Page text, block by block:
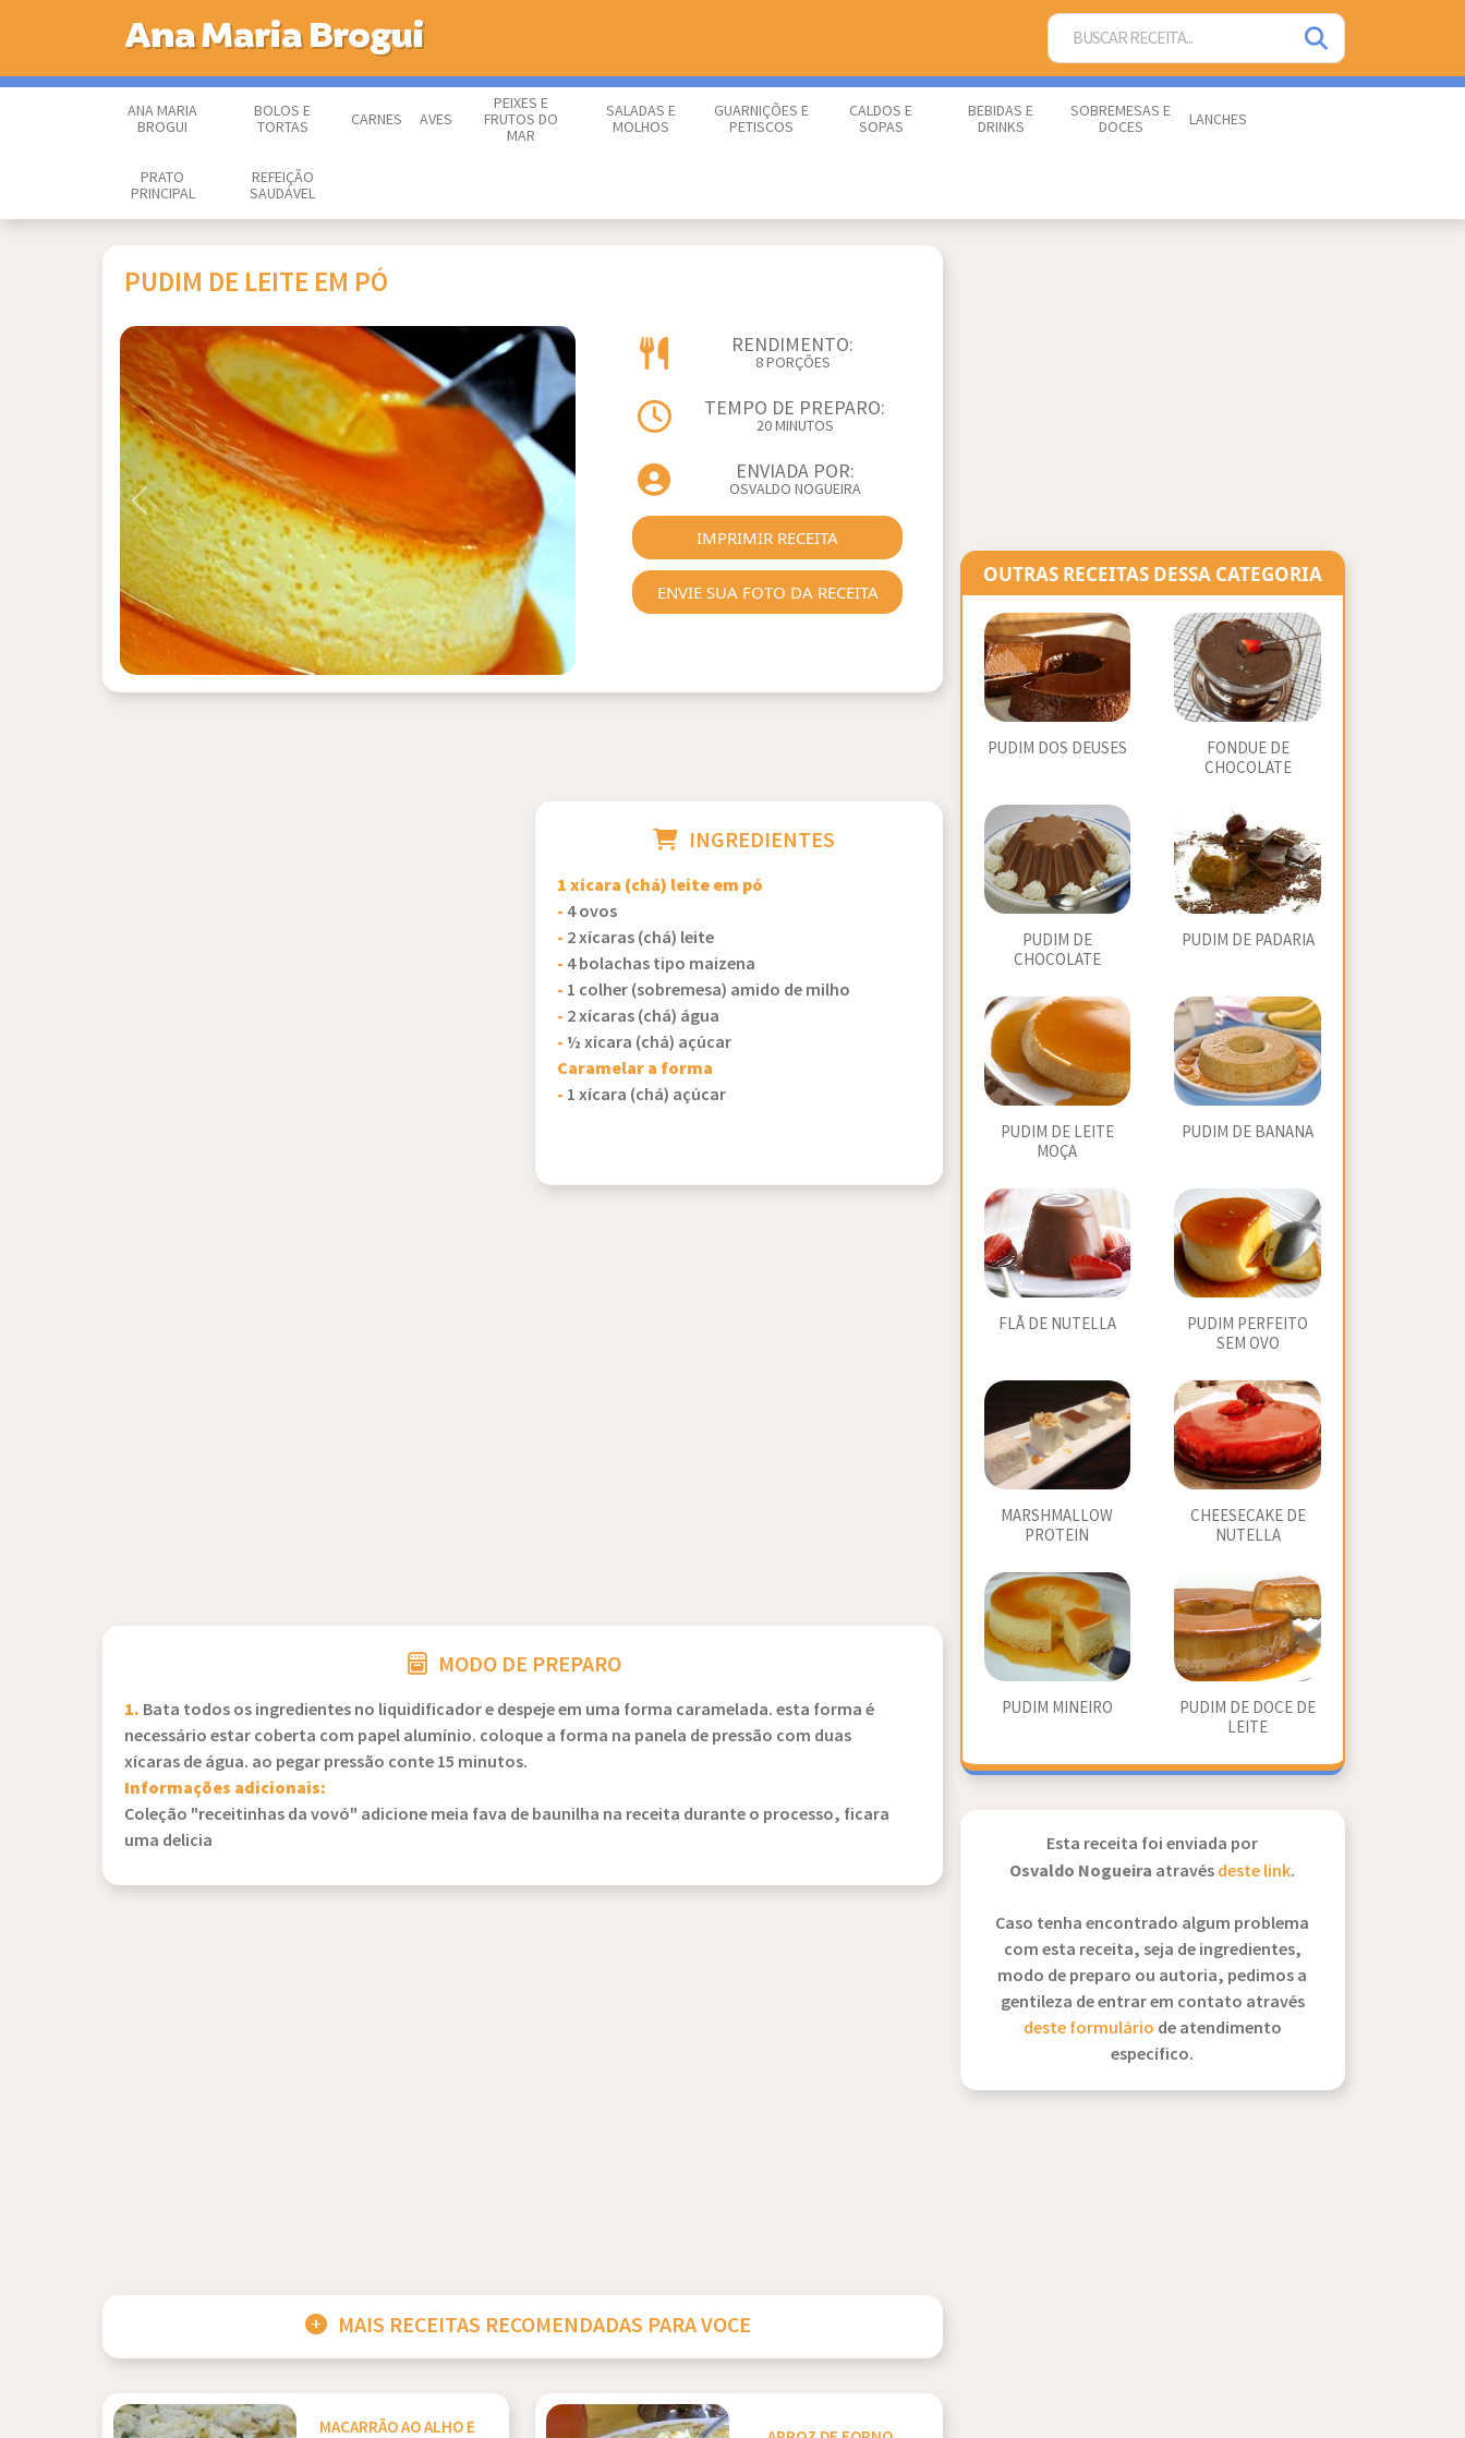
Ana Maria Brogui
ANA MARIA
BROGUI
BOLOS E
TORTAS
CARNES AVES
PEIXES E
FRUTOS DO
MAR
SALADAS E
MOLHOS
GUARNIÇÕES E
PETISCOS
CALDOS E
SOPAS
BEBIDAS E
DRINKS
SOBREMESAS E
DOCES
LANCHES
PRATO
PRINCIPAL
REFEIÇÃO
SAUDÁVEL
PUDIM DE LEITE EM PÓ
Previous Next
RENDIMENTO:
8 PORÇÕES
TEMPO DE PREPARO:
20 MINUTOS
ENVIADA POR:
OSVALDO NOGUEIRA
IMPRIMIR RECEITA
ENVIE SUA FOTO DA RECEITA
INGREDIENTES
1 xícara (chá) leite em pó
- 4 ovos
- 2 xícaras (chá) leite
- 4 bolachas tipo maizena
- 1 colher (sobremesa) amido de milho
- 2 xícaras (chá) água
-½ xícara (chá) açúcar
Caramelar a forma
- 1 xícara (chá) açúcar
MODO DE PREPARO
1. Bata todos os ingredientes no liquidificador e despeje em uma forma caramelada. esta forma é
necessário estar coberta com papel alumínio. coloque a forma na panela de pressão com duas
xícaras de água. ao pegar pressão conte 15 minutos.
Informações adicionais:
Coleção "receitinhas da vovó" adicione meia fava de baunilha na receita durante o processo, ficara
uma delicia
MAIS RECEITAS RECOMENDADAS PARA VOCE
MACARRÃO AO ALHO E
OUTRAS RECEITAS DESSA CATEGORIA
PUDIM DOS DEUSES
FONDUE DE
CHOCOLATE
PUDIM DE
CHOCOLATE
PUDIM DE PADARIA
PUDIM DE LEITE
MOÇA
PUDIM DE BANANA
FLÃ DE NUTELLA
PUDIM PERFEITO
SEM OVO
MARSHMALLOW
PROTEIN
CHEESECAKE DE
NUTELLA
PUDIM MINEIRO
PUDIM DE DOCE DE
LEITE
Esta receita foi enviada por
Osvaldo Nogueira atravésdeste link.
Caso tenha encontrado algum problema
com esta receita, seja de ingredientes,
modo de preparo ou autoria, pedimos a
gentileza de entrar em contato através
deste formulário de atendimento
específico.